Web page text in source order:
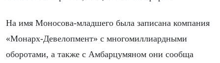
На имя Моносова-младшего была записана компания
«Монарх-Девелопмент» с многомиллиардными
оборотами, а также с Амбарцумяном они сообща